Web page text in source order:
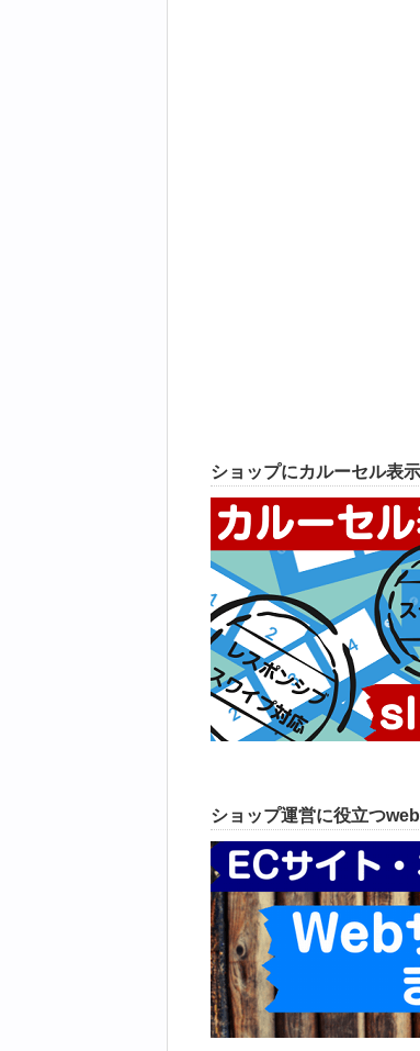
ショップにカルーセル表
ショップ運営に役立つ